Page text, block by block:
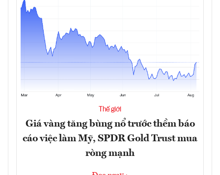
Thế giới
Giá vàng tăng bùng nổ trước thềm báo
cáo việc làm Mỹ, SPDR Gold Trust mua
ròng mạnh